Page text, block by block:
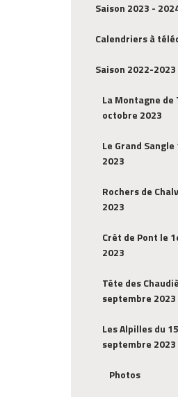
Saison 2023 -
Calendriers à
Saison 2022-2023
La Montagne
octobre 2023
Le Grand
2023
Rochers de
2023
Crêt de Pont le
2023
Tête des
septembre 2023
Les Alpilles du
septembre 2023
Photos